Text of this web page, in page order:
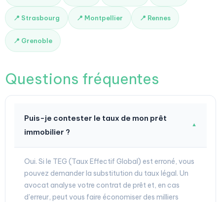
📍 Strasbourg 📍 Montpellier 📍 Rennes
📍 Grenoble
Questions fréquentes
Puis-je contester le taux de mon prêt
immobilier ?
▼
Oui. Si le TEG (Taux Effectif Global) est erroné, vous
pouvez demander la substitution du taux légal. Un
avocat analyse votre contrat de prêt et, en cas
d'erreur, peut vous faire économiser des milliers